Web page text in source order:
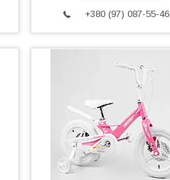
+380 (97) 087-55-46